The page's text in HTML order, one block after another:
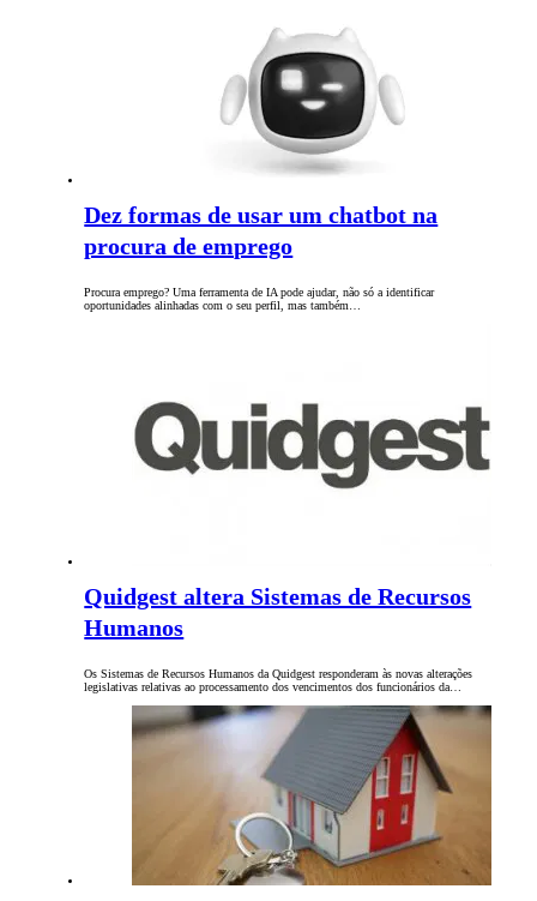
Dez formas de usar um chatbot na
procura de emprego
Procura emprego? Uma ferramenta de IA pode ajudar, não só a identificar
oportunidades alinhadas com o seu perfil, mas também…
Quidgest altera Sistemas de Recursos
Humanos
Os Sistemas de Recursos Humanos da Quidgest responderam às novas alterações
legislativas relativas ao processamento dos vencimentos dos funcionários da…